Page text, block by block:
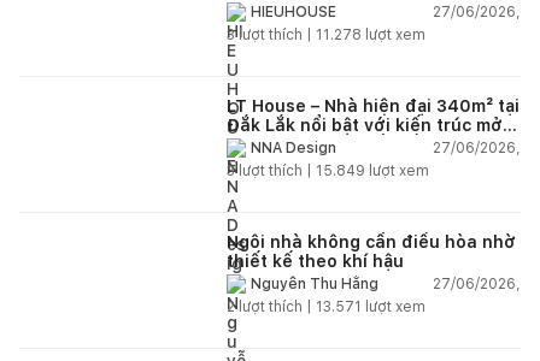
HIEUHOUSE
27/06/2026,
3lượt thích | 11.278 lượt xem
LT House – Nhà hiện đại 340m² tại
Đắk Lắk nổi bật với kiến trúc mở
và hệ sân vườn kết nối thiên
nhiên
NNA Design
27/06/2026,
3lượt thích | 15.849 lượt xem
Ngôi nhà không cần điều hòa nhờ
thiết kế theo khí hậu
Nguyễn Thu Hằng
27/06/2026,
2lượt thích | 13.571 lượt xem